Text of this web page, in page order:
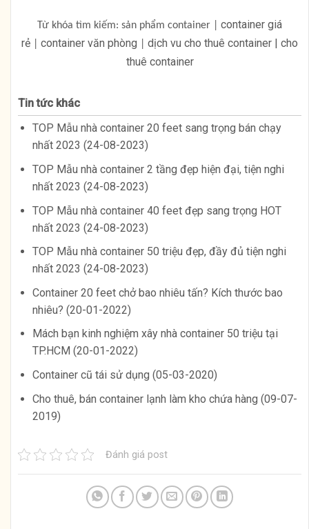
Từ khóa tìm kiếm: sản phẩm container | container giá
rẻ
container văn phòng
dịch vu cho thuê container | cho
thuê container
Tin tức khác
TOP Mẫu nhà container 20 feet sang trọng bán chạy
nhất 2023 (24-08-2023)
TOP Mẫu nhà container 2 tầng đẹp hiện đại, tiện nghi
nhất 2023 (24-08-2023)
TOP Mẫu nhà container 40 feet đẹp sang trọng HOT
nhất 2023 (24-08-2023)
TOP Mẫu nhà container 50 triệu đẹp, đầy đủ tiện nghi
nhất 2023 (24-08-2023)
Container 20 feet chở bao nhiêu tấn? Kích thước bao
nhiêu? (20-01-2022)
Mách bạn kinh nghiệm xây nhà container 50 triệu tại
TP.HCM (20-01-2022)
Container cũ tái sử dụng (05-03-2020)
Cho thuê, bán container lạnh làm kho chứa hàng (09-07-
2019)
Đánh giá post